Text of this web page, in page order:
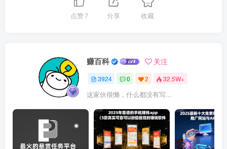
点赞7 分享 收藏
赚百科 关注
3924 0 2 32.5W+
这家伙很懒，什么都没有写...